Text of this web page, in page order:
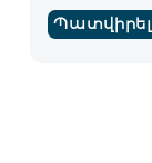
Պատվիրել